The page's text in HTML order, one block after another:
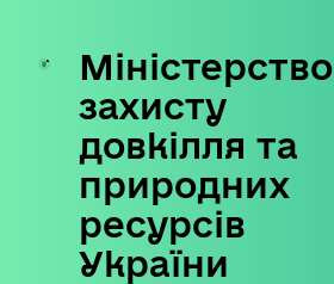
Skip
content
Міністерство
захисту
довкілля та
природних
ресурсів
України